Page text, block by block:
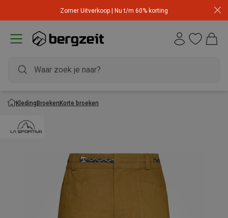
Zomer Uitverkoop | Nu t/m 60% korting
KledingBroekenKorte broeken